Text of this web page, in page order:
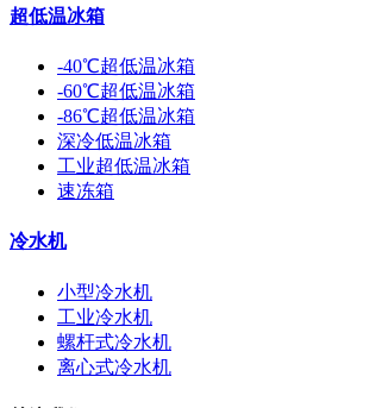
超低温冰箱
-40℃超低温冰箱
-60℃超低温冰箱
-86℃超低温冰箱
深冷低温冰箱
工业超低温冰箱
速冻箱
冷水机
小型冷水机
工业冷水机
螺杆式冷水机
离心式冷水机